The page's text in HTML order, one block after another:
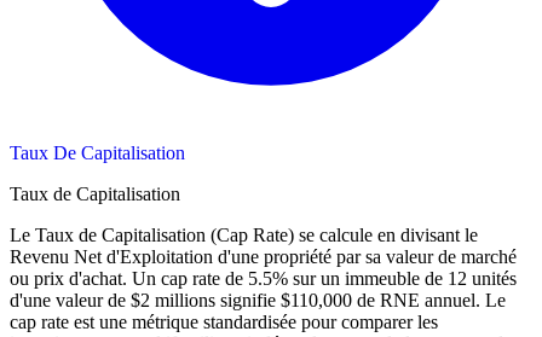
Taux De Capitalisation
Taux de Capitalisation
Le Taux de Capitalisation (Cap Rate) se calcule en divisant le
Revenu Net d'Exploitation d'une propriété par sa valeur de marché
ou prix d'achat. Un cap rate de 5.5% sur un immeuble de 12 unités
d'une valeur de $2 millions signifie $110,000 de RNE annuel. Le
cap rate est une métrique standardisée pour comparer les